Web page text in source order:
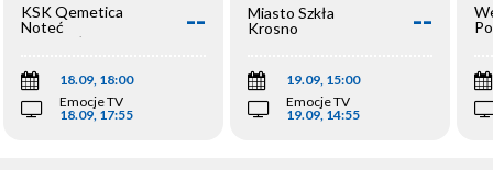
KSK Qemetica
Noteć
Inowrocław
--
18.09, 18:00
Emocje TV
18.09, 17:55
Miasto Szkła
Krosno
--
19.09, 15:00
Emocje TV
19.09, 14:55